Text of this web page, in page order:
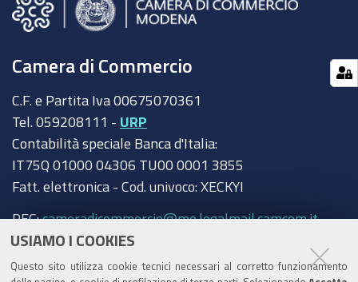
USIAMO I COOKIES
Questo sito utilizza cookie tecnici necessari al corretto funzionamento
Camera di Commercio
C.F. e Partita Iva 00675070361
Tel. 059208111 - URP
Contabilità speciale Banca d'Italia:
IT75Q 01000 04306 TU00 0001 3855
Fatt. elettronica - Cod. univoco: XECKYI
PEC:cameradicommercio@mo.legalmail.camcom.it
Trasparenza